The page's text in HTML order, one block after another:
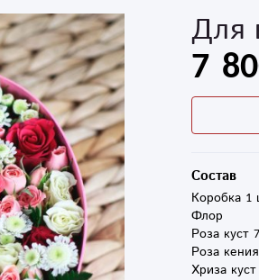
Для
7
Состав
Коробка 1
Флор
Роза куст
Роза
Хриза